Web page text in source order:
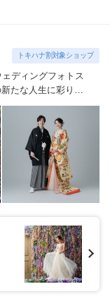
トキハナ割対象ショップ
ディングフォトス
たな人生に彩りを
お手伝いをさせて
信じて